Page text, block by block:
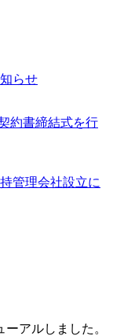
らせ
約書締結式を行
管理会社設立に
アルしました。